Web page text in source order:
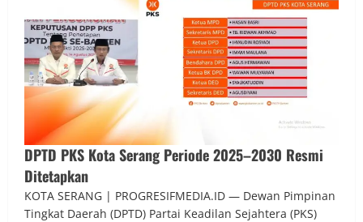
DPTD PKS Kota Serang Periode 2025–2030 Resmi
Ditetapkan
KOTA SERANG | PROGRESIFMEDIA.ID — Dewan Pimpinan
Tingkat Daerah (DPTD) Partai Keadilan Sejahtera (PKS)